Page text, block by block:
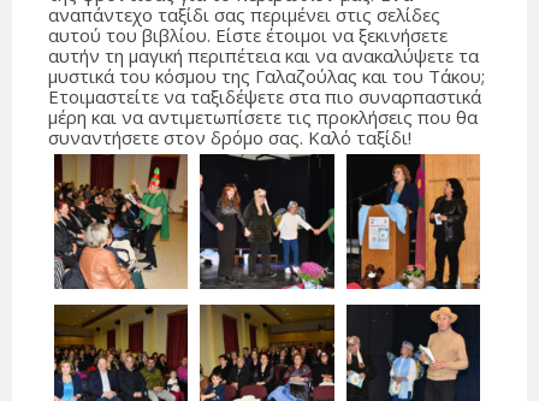
αναπάντεχο ταξίδι σας περιμένει στις σελίδες
αυτού του βιβλίου. Είστε έτοιμοι να ξεκινήσετε
αυτήν τη μαγική περιπέτεια και να ανακαλύψετε τα
μυστικά του κόσμου της Γαλαζούλας και του Τάκου;
Ετοιμαστείτε να ταξιδέψετε στα πιο συναρπαστικά
μέρη και να αντιμετωπίσετε τις προκλήσεις που θα
συναντήσετε στον δρόμο σας. Καλό ταξίδι!